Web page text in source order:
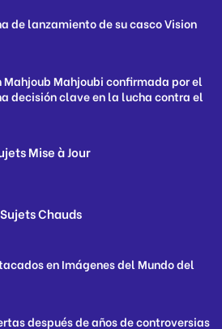
de lanzamiento de su casco Vision
Mahjoubi confirmada por el
decisión clave en la lucha contra el
Mise à Jour
Sujets Chauds
en Imágenes del Mundo del
después de años de controversias